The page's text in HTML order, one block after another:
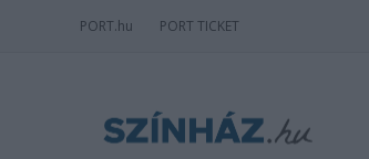
PORT.hu PORT TICKET